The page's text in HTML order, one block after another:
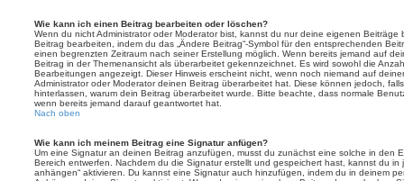
Wie kann ich einen Beitrag bearbeiten oder löschen?
Wenn du nicht Administrator oder Moderator bist, kannst du nur deine eigenen
Beitrag bearbeiten, indem du das „Ändere Beitrag“-Symbol für den entsprechenden
einen begrenzten Zeitraum nach seiner Erstellung möglich. Wenn bereits jemand auf
Beitrag in der Themenansicht als überarbeitet gekennzeichnet. Es wird sowohl die
Bearbeitungen angezeigt. Dieser Hinweis erscheint nicht, wenn noch niemand auf
Administrator oder Moderator deinen Beitrag überarbeitet hat. Diese können jedoch,
hinterlassen, warum dein Beitrag überarbeitet wurde. Bitte beachte, dass normale
wenn bereits jemand darauf geantwortet hat.
Nach oben
Wie kann ich meinem Beitrag eine Signatur anfügen?
Um eine Signatur an deinen Beitrag anzufügen, musst du zunächst eine solche in den
Bereich entwerfen. Nachdem du die Signatur erstellt und gespeichert hast, kannst du in
anhängen“ aktivieren. Du kannst eine Signatur auch hinzufügen, indem du in deinem